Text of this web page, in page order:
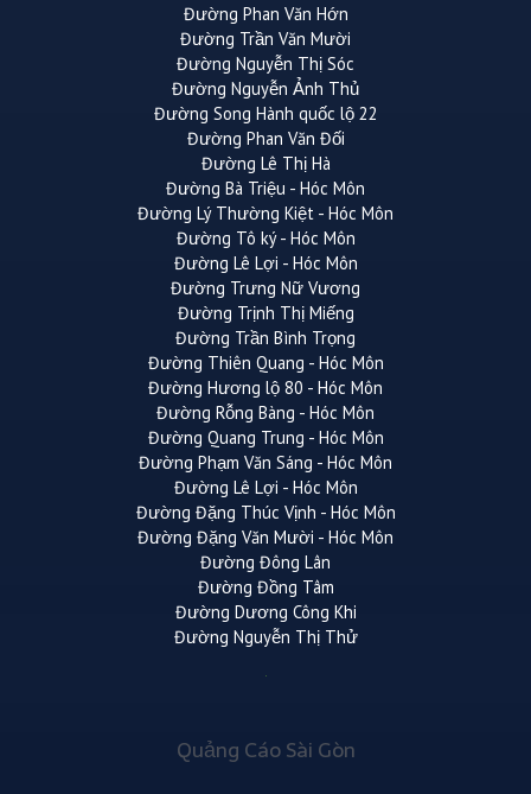
Đường Phan Văn Hớn
Đường Trần Văn Mười
Đường Nguyễn Thị Sóc
Đường Nguyễn Ảnh Thủ
Đường Song Hành quốc lộ 22
Đường Phan Văn Đối
Đường Lê Thị Hà
Đường Bà Triệu - Hóc Môn
Đường Lý Thường Kiệt - Hóc Môn
Đường Tô ký - Hóc Môn
Đường Lê Lợi - Hóc Môn
Đường Trưng Nữ Vương
Đường Trịnh Thị Miếng
Đường Trần Bình Trọng
Đường Thiên Quang - Hóc Môn
Đường Hương lộ 80 - Hóc Môn
Đường Rỗng Bàng - Hóc Môn
Đường Quang Trung - Hóc Môn
Đường Phạm Văn Sáng - Hóc Môn
Đường Lê Lợi - Hóc Môn
Đường Đặng Thúc Vịnh - Hóc Môn
Đường Đặng Văn Mười - Hóc Môn
Đường Đông Lân
Đường Đồng Tâm
Đường Dương Công Khi
Đường Nguyễn Thị Thử
Quảng Cáo Sài Gòn